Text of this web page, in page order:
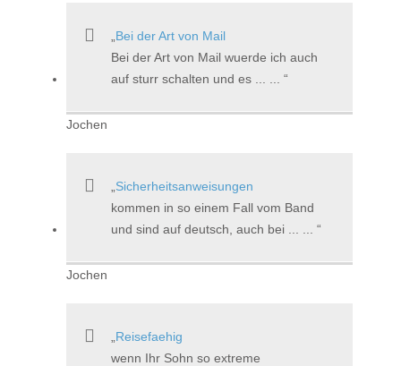
Bei der Art von Mail
Bei der Art von Mail wuerde ich auch
auf sturr schalten und es ... ...
Jochen
Sicherheitsanweisungen
kommen in so einem Fall vom Band
und sind auf deutsch, auch bei ... ...
Jochen
Reisefaehig
wenn Ihr Sohn so extreme